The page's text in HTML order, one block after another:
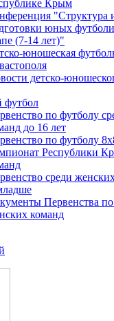
Крым
"Структура
юных
(7-14 лет)"
юношеская
детско-
футбол
по футболу
до 16 лет
по футболу
Республики
среди
Первенства
команд